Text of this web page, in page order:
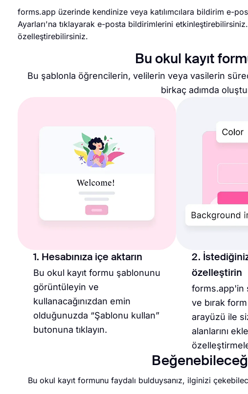
forms.app üzerinde kendinize veya katılımcılara bildirim e-
Ayarları'na tıklayarak e-posta bildirimlerini
özelleştirebilirsiniz.
Bu okul kayıt
Bu şablonla öğrencilerin, velilerin veya vasilerin
birkaç adımda
1. Hesabınıza içe aktarın
Bu okul kayıt formu şablonunu
görüntüleyin ve
kullanacağınızdan emin
olduğunuzda “Şablonu kullan”
butonuna tıklayın.
2.
özelleştirin
forms.app'in
ve bırak
arayüzü ile
alanlarını
Bu okul kayıt formunu faydalı bulduysanız, ilginizi